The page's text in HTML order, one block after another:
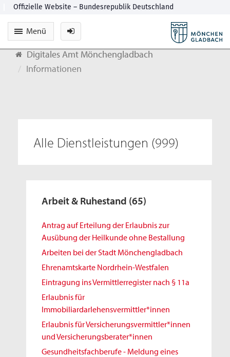
Menü
Digitales Amt Mönchengladbach
Informationen
Alle Dienstleistungen (999)
Arbeit & Ruhestand (65)
Antrag auf Erteilung der Erlaubnis zur
Ausübung der Heilkunde ohne Bestallung
Arbeiten bei der Stadt Mönchengladbach
Ehrenamtskarte Nordrhein-Westfalen
Eintragung ins Vermittlerregister nach § 11a
Erlaubnis für
Immobiliardarlehensvermittler*innen
Erlaubnis für Versicherungsvermittler*innen
und Versicherungsberater*innen
Gesundheitsfachberufe - Meldung eines